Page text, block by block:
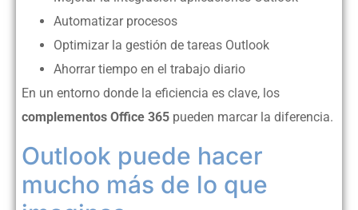
Automatizar procesos
Optimizar la gestión de tareas Outlook
Ahorrar tiempo en el trabajo diario
En un entorno donde la eficiencia es clave, los
complementos Office 365 pueden marcar la diferencia.
Outlook puede hacer
mucho más de lo que